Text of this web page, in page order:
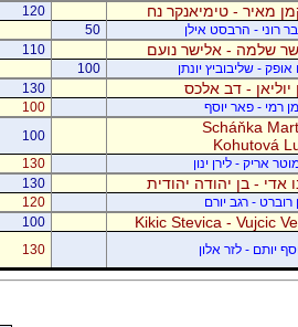
מאיר - טימיאנקר נח 120
בר רוני - הרבסט אילן
50
שלמה - אלישר נועם 110
- שליבוביץ יונתן
100
יוליאן - דב אלכס 130
רמי - פאר יוסף
100
Scháňka
Kohutová
100
אריק - לירן ינון
130
אדי - בן יהודה יהודית 130
רוברט - רגב יורם
120
Kikic Stevica - Vujcic
100
יותם - לזר אלון
130